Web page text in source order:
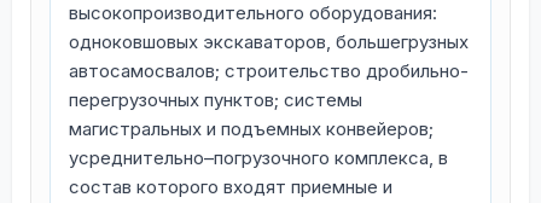
высокопроизводительного оборудования:
одноковшовых экскаваторов, большегрузных
автосамосвалов; строительство дробильно-
перегрузочных пунктов; системы
магистральных и подъемных конвейеров;
усреднительно–погрузочного комплекса, в
состав которого входят приемные и